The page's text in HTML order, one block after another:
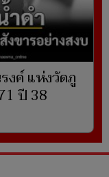
งค์ แห่งวัดภู
ปี 38